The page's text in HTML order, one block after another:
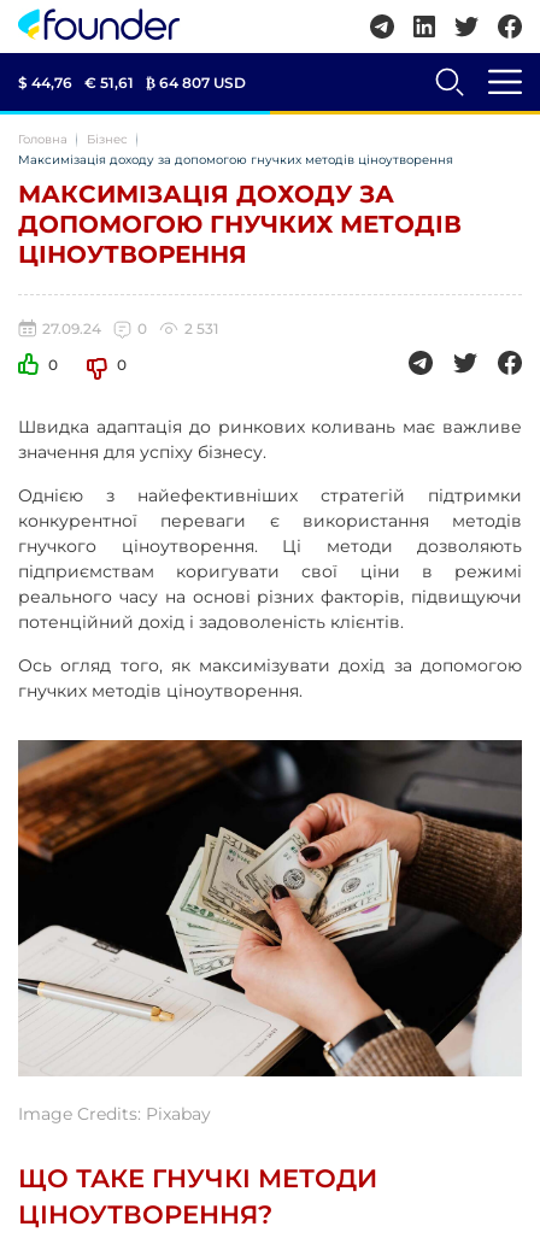
$ 44,76 € 51,61 ₿ 64 807 USD
Головна
Бізнес
Максимізація доходу за допомогою гнучких методів ціноутворення
МАКСИМІЗАЦІЯ ДОХОДУ ЗА
ДОПОМОГОЮ ГНУЧКИХ МЕТОДІВ
ЦІНОУТВОРЕННЯ
27.09.24 0
2 531
0
0
Швидка адаптація до ринкових коливань має важливе
значення для успіху бізнесу.
Однією з найефективніших стратегій підтримки
конкурентної переваги є використання методів
гнучкого ціноутворення. Ці методи дозволяють
підприємствам коригувати свої ціни в режимі
реального часу на основі різних факторів, підвищуючи
потенційний дохід і задоволеність клієнтів.
Ось огляд того, як максимізувати дохід за допомогою
гнучких методів ціноутворення.
Image Credits: Pixabay
ЩО ТАКЕ ГНУЧКІ МЕТОДИ
ЦІНОУТВОРЕННЯ?